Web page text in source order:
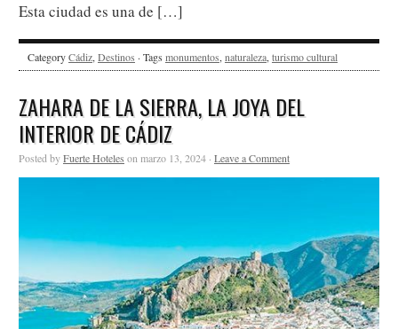
Esta ciudad es una de […]
CategoryCádiz, Destinos · Tags monumentos, naturaleza, turismo cultural
ZAHARA DE LA SIERRA, LA JOYA DEL
INTERIOR DE CÁDIZ
Posted byFuerte Hoteles on marzo 13, 2024 · Leave a Comment